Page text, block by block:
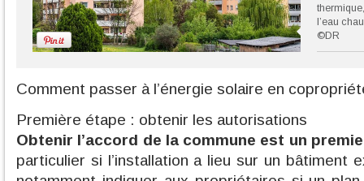
l’eau
©DR
Comment passer à l’énergie solaire en
Première étape : obtenir les autorisations
Obtenir l’accord de la commune est un
particulier si l’installation a lieu sur un bâtiment